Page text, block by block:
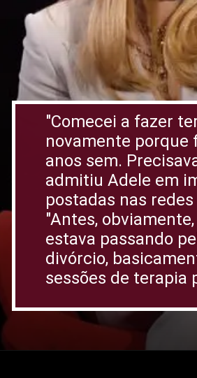
"Comecei a fazer
novamente porque
anos sem.
admitiu Adele em
postadas nas
"Antes,
estava passando
divórcio,
sessões de terapia